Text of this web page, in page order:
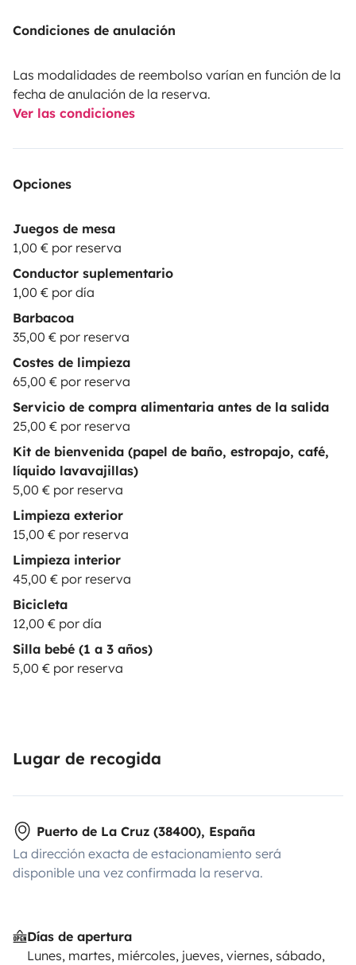
Condiciones de anulación
Las modalidades de reembolso varían en función de la
fecha de anulación de la reserva.
Ver las condiciones
Opciones
Juegos de mesa
1,00 € por reserva
Conductor suplementario
1,00 € por día
Barbacoa
35,00 € por reserva
Costes de limpieza
65,00 € por reserva
Servicio de compra alimentaria antes de la salida
25,00 € por reserva
Kit de bienvenida (papel de baño, estropajo, café,
líquido lavavajillas)
5,00 € por reserva
Limpieza exterior
15,00 € por reserva
Limpieza interior
45,00 € por reserva
Bicicleta
12,00 € por día
Silla bebé (1 a 3 años)
5,00 € por reserva
Lugar de recogida
Puerto de La Cruz (38400), España
La dirección exacta de estacionamiento será
disponible una vez confirmada la reserva.
Días de apertura
Lunes, martes, miércoles, jueves, viernes, sábado,